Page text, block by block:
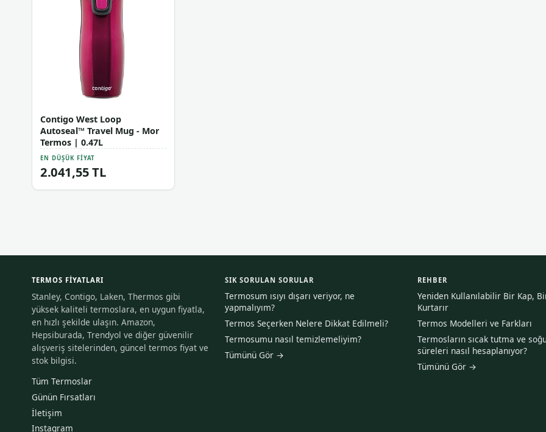
Contigo West Loop
Autoseal™ Travel Mug - Mor
Termos | 0.47L
EN DÜŞÜK FIYAT
2.041,55 TL
TERMOS FIYATLARI
Stanley, Contigo, Laken, Thermos gibi
yüksek kaliteli termoslara, en uygun fiyatla,
en hızlı şekilde ulaşın. Amazon,
Hepsiburada, Trendyol ve diğer güvenilir
alışveriş sitelerinden, güncel termos fiyat ve
stok bilgisi.
Tüm Termoslar
Günün Fırsatları
İletişim
Instagram
SIK SORULAN SORULAR
Termosum ısıyı dışarı veriyor, ne
yapmalıyım?
Termos Seçerken Nelere Dikkat Edilmeli?
Termosumu nasıl temizlemeliyim?
Tümünü Gör →
REHBER
Yeniden Kullanılabilir Bir Kap,
Kurtarır
Termos Modelleri ve Farkları
Termosların sıcak tutma ve
süreleri nasıl hesaplanıyor?
Tümünü Gör →